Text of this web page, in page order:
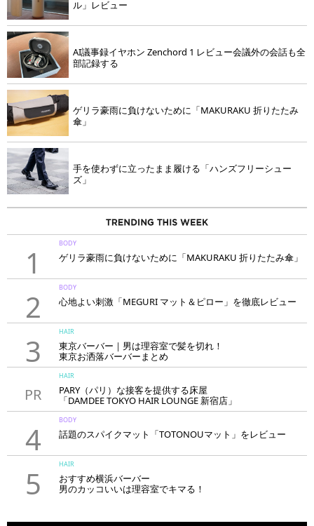
ル」レビュー
AI議事録イヤホン Zenchord 1 レビュー会議外の会話も全
部記録する
ゲリラ豪雨に負けないために「MAKURAKU 折りたたみ
傘」
手を使わずに立ったまま履ける「ハンズフリーシュー
ズ」
1
BODY
ゲリラ豪雨に負けないために「MAKURAKU 折りたたみ傘」
2
BODY
心地よい刺激「MEGURI マット＆ピロー」を徹底レビュー
3
HAIR
東京バーバー｜男は理容室で髪を切れ！
東京お洒落バーバーまとめ
PR
HAIR
PARY（パリ）な接客を提供する床屋
「DAMDEE TOKYO HAIR LOUNGE 新宿店」
4
BODY
話題のスパイクマット「TOTONOUマット」をレビュー
5
HAIR
おすすめ横浜バーバー
男のカッコいいは理容室でキマる！